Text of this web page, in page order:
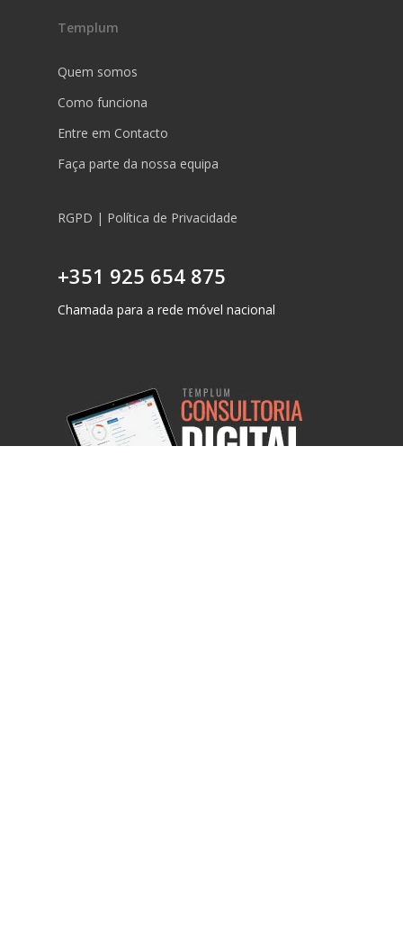
Templum
Quem somos
Como funciona
Entre em Contacto
Faça parte da nossa equipa
RGPD | Política de Privacidade
+351 925 654 875
Chamada para a rede móvel nacional